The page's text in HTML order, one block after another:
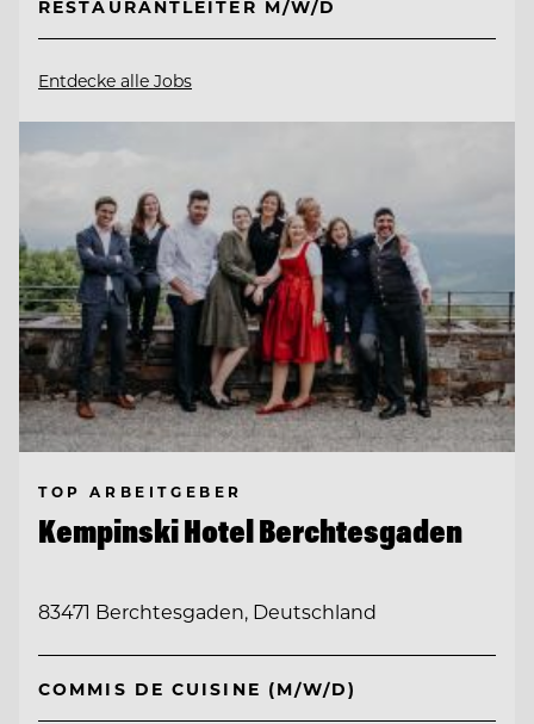
RESTAURANTLEITER M/W/D
Entdecke alle Jobs
TOP ARBEITGEBER
Kempinski Hotel Berchtesgaden
83471 Berchtesgaden, Deutschland
COMMIS DE CUISINE (M/W/D)